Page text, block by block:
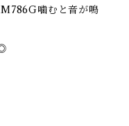
噛むと音が鳴